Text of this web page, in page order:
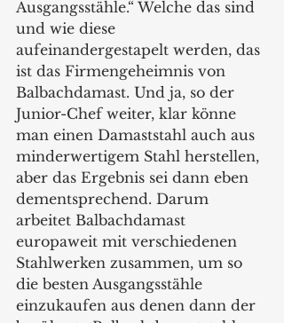
Ausgangsstähle.“ Welche das sind
und wie diese
aufeinandergestapelt werden, das
ist das Firmengeheimnis von
Balbachdamast. Und ja, so der
Junior-Chef weiter, klar könne
man einen Damaststahl auch aus
minderwertigem Stahl herstellen,
aber das Ergebnis sei dann eben
dementsprechend. Darum
arbeitet Balbachdamast
europaweit mit verschiedenen
Stahlwerken zusammen, um so
die besten Ausgangsstähle
einzukaufen aus denen dann der